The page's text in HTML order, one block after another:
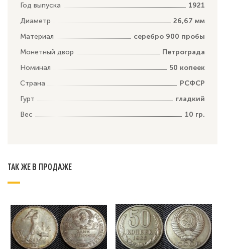
Год выпуска
1921
Диаметр
26,67 мм
Материал
серебро 900 пробы
Монетный двор
Петрограда
Номинал
50 копеек
Страна
РСФСР
Гурт
гладкий
Вес
10 гр.
ТАК ЖЕ В ПРОДАЖЕ